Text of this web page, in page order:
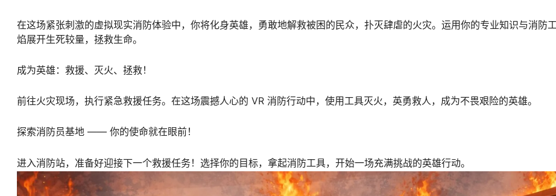
在这场紧张刺激的虚拟现实消防体验中，你将化身英雄，勇敢地解救被困的民众，扑灭肆虐的火灾。运用你的专业知识与消防
焰展开生死较量，拯救生命。
成为英雄：救援、灭火、拯救！
前往火灾现场，执行紧急救援任务。在这场震撼人心的 VR 消防行动中，使用工具灭火，英勇救人，成为不畏艰险的英雄。
探索消防员基地 —— 你的使命就在眼前！
进入消防站，准备好迎接下一个救援任务！选择你的目标，拿起消防工具，开始一场充满挑战的英雄行动。